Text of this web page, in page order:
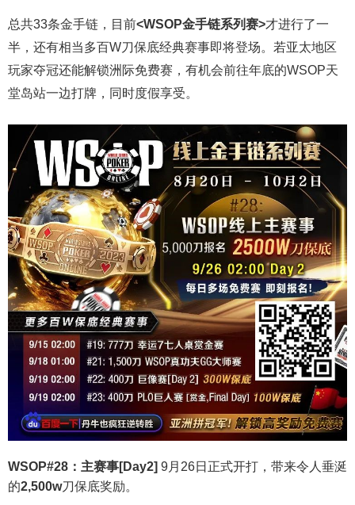
总共33条金手链，目前<WSOP金手链系列赛>才进行了一
半，还有相当多百W刀保底经典赛事即将登场。若亚太地区
玩家夺冠还能解锁洲际免费赛，有机会前往年底的WSOP天
堂岛站一边打牌，同时度假享受。
WSOP#28：主赛事[Day2] 9月26日正式开打，带来令人垂涎
的2,500w刀保底奖励。